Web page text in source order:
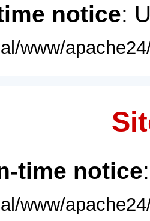
notice:
www/
time notice
www/